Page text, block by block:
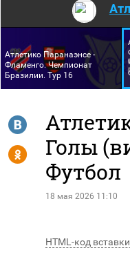
Атлетико Паранаэнсе -
Фламенго. Чемпионат
Бразилии. Тур 16
Голы
Футбол
18 мая 2026 11:10
R
Y
HTML-код